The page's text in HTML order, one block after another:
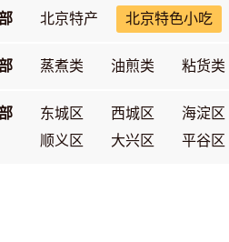
北京特产 北京特色小吃
蒸煮类 油煎类 粘货类
东城区 西城区
海淀区
顺义区
大兴区 平谷区